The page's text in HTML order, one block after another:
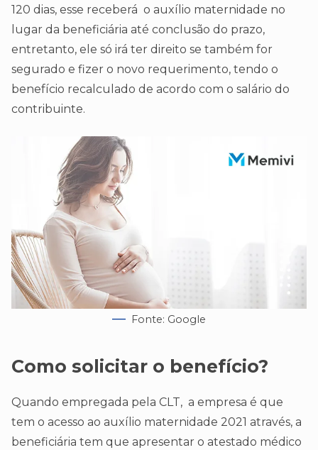
120 dias, esse receberá o auxílio maternidade no
lugar da beneficiária até conclusão do prazo,
entretanto, ele só irá ter direito se também for
segurado e fizer o novo requerimento, tendo o
benefício recalculado de acordo com o salário do
contribuinte.
Fonte: Google
Como solicitar o benefício?
Quando empregada pela CLT, a empresa é que
tem o acesso ao auxílio maternidade 2021 através, a
beneficiária tem que apresentar o atestado médico